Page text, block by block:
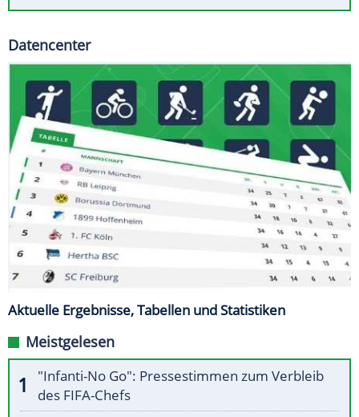
Datencenter
Aktuelle Ergebnisse, Tabellen und Statistiken
Meistgelesen
"Infanti-No Go": Pressestimmen zum Verbleib
des FIFA-Chefs